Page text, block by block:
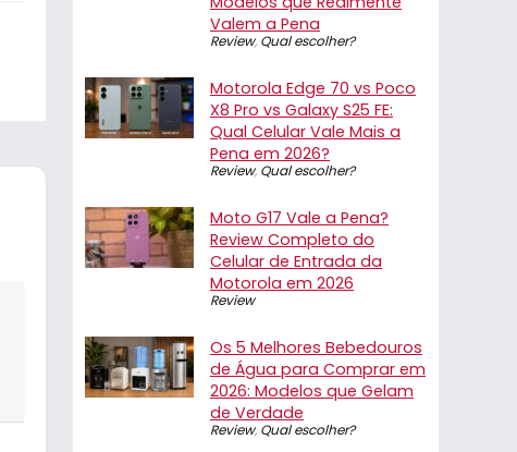
Valem a Pena
Review, Qual escolher?
Motorola Edge 70 vs Poco
X8 Pro vs Galaxy S25 FE:
Qual Celular Vale Mais a
Pena em 2026?
Review, Qual escolher?
Moto G17 Vale a Pena?
Review Completo do
Celular de Entrada da
Motorola em 2026
Review
Os 5 Melhores Bebedouros
de Água para Comprar em
2026: Modelos que Gelam
de Verdade
Review, Qual escolher?